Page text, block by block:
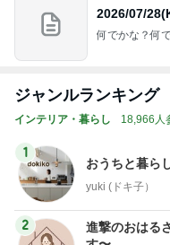
2026/07/
何でかな？何
ジャンルランキング
インテリア・暮らし 18,966人
1
おうちと暮ら
yuki (ドキ子）
2
進撃のおはる